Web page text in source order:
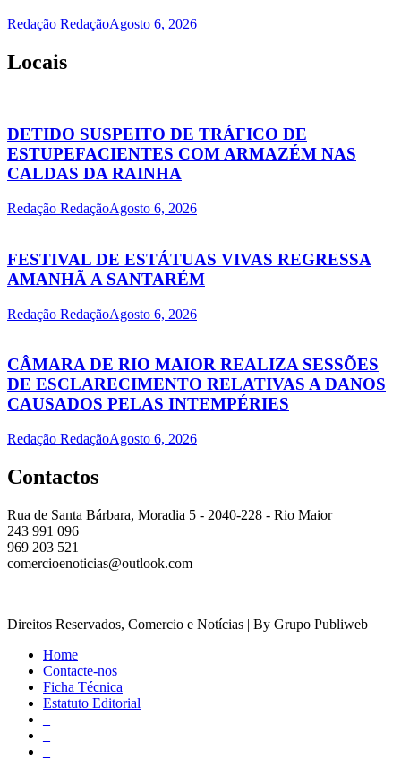
Redação RedaçãoAgosto 6, 2026
Locais
DETIDO SUSPEITO DE TRÁFICO DE
ESTUPEFACIENTES COM ARMAZÉM NAS
CALDAS DA RAINHA
Redação RedaçãoAgosto 6, 2026
FESTIVAL DE ESTÁTUAS VIVAS REGRESSA
AMANHÃ A SANTARÉM
Redação RedaçãoAgosto 6, 2026
CÂMARA DE RIO MAIOR REALIZA SESSÕES
DE ESCLARECIMENTO RELATIVAS A DANOS
CAUSADOS PELAS INTEMPÉRIES
Redação RedaçãoAgosto 6, 2026
Contactos
Rua de Santa Bárbara, Moradia 5 - 2040-228 - Rio Maior
243 991 096
969 203 521
comercioenoticias@outlook.com
Direitos Reservados, Comercio e Notícias | By Grupo Publiweb
Home
Contacte-nos
Ficha Técnica
Estatuto Editorial